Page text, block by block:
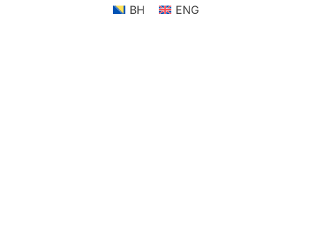
BH ENG